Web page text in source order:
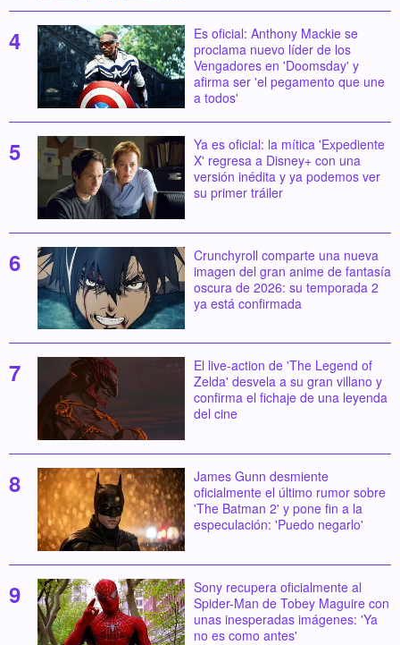
Es oficial: Anthony Mackie se
proclama nuevo líder de los
Vengadores en 'Doomsday' y
afirma ser 'el pegamento que une
a todos'
Ya es oficial: la mítica 'Expediente
X' regresa a Disney+ con una
versión inédita y ya podemos ver
su primer tráiler
Crunchyroll comparte una nueva
imagen del gran anime de fantasía
oscura de 2026: su temporada 2
ya está confirmada
El live-action de 'The Legend of
Zelda' desvela a su gran villano y
confirma el fichaje de una leyenda
del cine
James Gunn desmiente
oficialmente el último rumor sobre
'The Batman 2' y pone fin a la
especulación: 'Puedo negarlo'
Sony recupera oficialmente al
Spider-Man de Tobey Maguire con
unas inesperadas imágenes: 'Ya
no es como antes'